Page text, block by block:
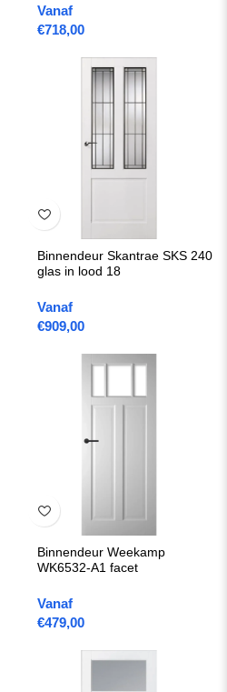
Vanaf
€718,00
Binnendeur Skantrae SKS 240
glas in lood 18
Vanaf
€909,00
Binnendeur Weekamp
WK6532-A1 facet
Vanaf
€479,00